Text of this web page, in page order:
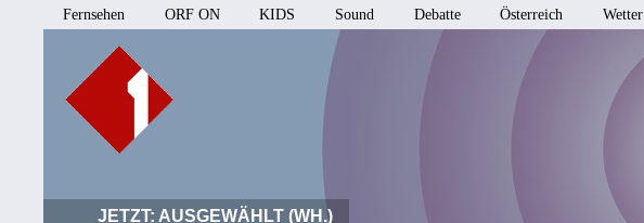
Fernsehen ORF ON KIDS Sound Debatte Österreich Wetter
JETZT: AUSGEWÄHLT (WH.)